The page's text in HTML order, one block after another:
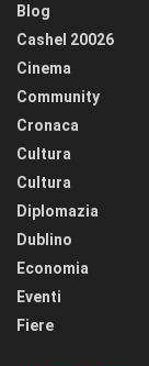
Blog
Cashel 20026
Cinema
Community
Cronaca
Cultura
Cultura
Diplomazia
Dublino
Economia
Eventi
Fiere